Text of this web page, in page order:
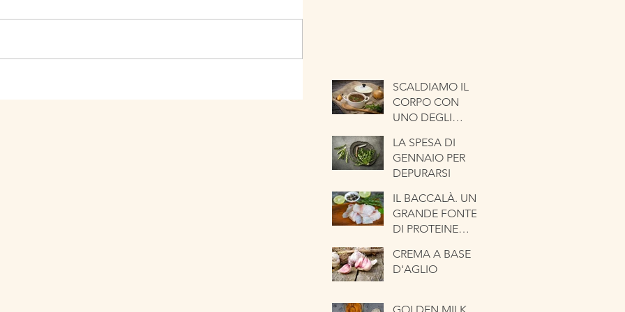
SCALDIAMO IL
CORPO CON
UNO DEGLI
ANTICHI. LA
CIPOLLA
LA SPESA DI
GENNAIO PER
DEPURARSI
IL BACCALÀ. UNA
GRANDE FONTE
DI PROTEINE
CREMA A BASE
D'AGLIO